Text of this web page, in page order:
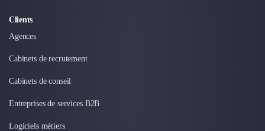
Traduction
Traiteur & Restauration
Sourcing et Imports
Office Management
Accélérateurs et incubateurs
Autres
Clients
Agences
Cabinets de recrutement
Cabinets de conseil
Entreprises de services B2B
Logiciels métiers